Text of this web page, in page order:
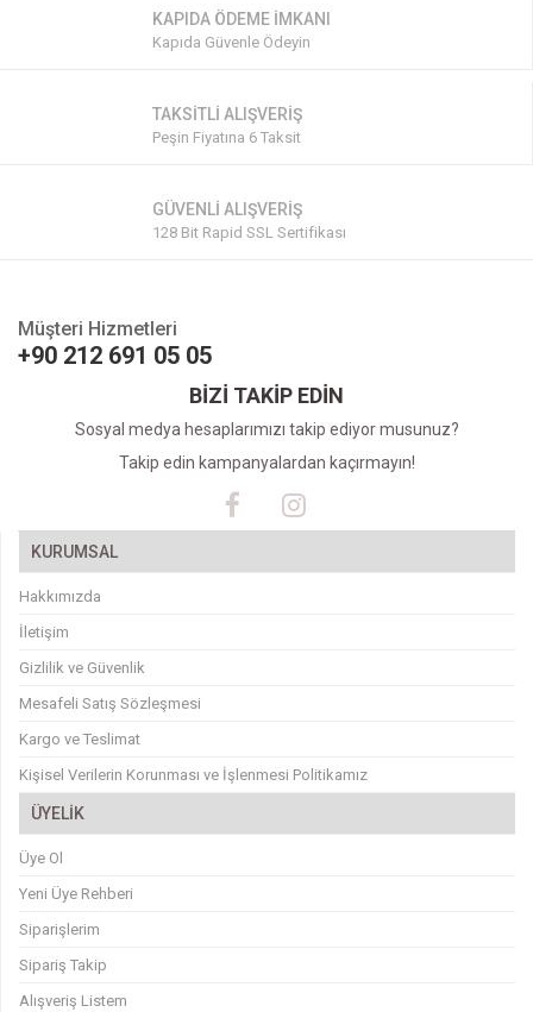
KAPIDA ÖDEME İMKANI
Kapıda Güvenle Ödeyin
TAKSİTLİ ALIŞVERİŞ
Peşin Fiyatına 6 Taksit
GÜVENLİ ALIŞVERİŞ
128 Bit Rapid SSL Sertifikası
Müşteri Hizmetleri
+90 212 691 05 05
BİZİ TAKİP EDİN
Sosyal medya hesaplarımızı takip ediyor musunuz?
Takip edin kampanyalardan kaçırmayın!
KURUMSAL
Hakkımızda
İletişim
Gizlilik ve Güvenlik
Mesafeli Satış Sözleşmesi
Kargo ve Teslimat
Kişisel Verilerin Korunması ve İşlenmesi Politikamız
ÜYELİK
Üye Ol
Yeni Üye Rehberi
Siparişlerim
Sipariş Takip
Alışveriş Listem